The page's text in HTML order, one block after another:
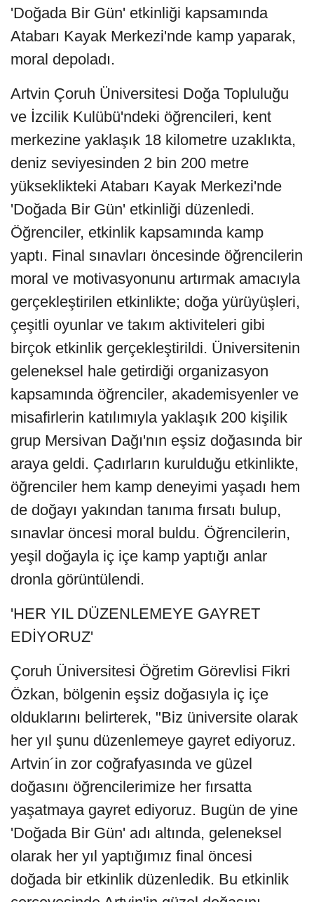
'Doğada Bir Gün' etkinliği kapsamında
Atabarı Kayak Merkezi'nde kamp yaparak,
moral depoladı.
Artvin Çoruh Üniversitesi Doğa Topluluğu
ve İzcilik Kulübü'ndeki öğrencileri, kent
merkezine yaklaşık 18 kilometre uzaklıkta,
deniz seviyesinden 2 bin 200 metre
yükseklikteki Atabarı Kayak Merkezi'nde
'Doğada Bir Gün' etkinliği düzenledi.
Öğrenciler, etkinlik kapsamında kamp
yaptı. Final sınavları öncesinde öğrencilerin
moral ve motivasyonunu artırmak amacıyla
gerçekleştirilen etkinlikte; doğa yürüyüşleri,
çeşitli oyunlar ve takım aktiviteleri gibi
birçok etkinlik gerçekleştirildi. Üniversitenin
geleneksel hale getirdiği organizasyon
kapsamında öğrenciler, akademisyenler ve
misafirlerin katılımıyla yaklaşık 200 kişilik
grup Mersivan Dağı'nın eşsiz doğasında bir
araya geldi. Çadırların kurulduğu etkinlikte,
öğrenciler hem kamp deneyimi yaşadı hem
de doğayı yakından tanıma fırsatı bulup,
sınavlar öncesi moral buldu. Öğrencilerin,
yeşil doğayla iç içe kamp yaptığı anlar
dronla görüntülendi.
'HER YIL DÜZENLEMEYE GAYRET
EDİYORUZ'
Çoruh Üniversitesi Öğretim Görevlisi Fikri
Özkan, bölgenin eşsiz doğasıyla iç içe
olduklarını belirterek, "Biz üniversite olarak
her yıl şunu düzenlemeye gayret ediyoruz.
Artvin´in zor coğrafyasında ve güzel
doğasını öğrencilerimize her fırsatta
yaşatmaya gayret ediyoruz. Bugün de yine
'Doğada Bir Gün' adı altında, geleneksel
olarak her yıl yaptığımız final öncesi
doğada bir etkinlik düzenledik. Bu etkinlik